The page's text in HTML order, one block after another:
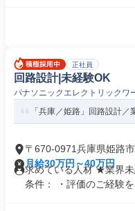
正社員
回路設計|未経験OK
パナソニックエレクトリックワ
「兵庫／姫路」回路設計
〒670-0971兵庫県姫路
月給30万円～40万円
求めている人材 ★業界
条件： ・評価のご経験を